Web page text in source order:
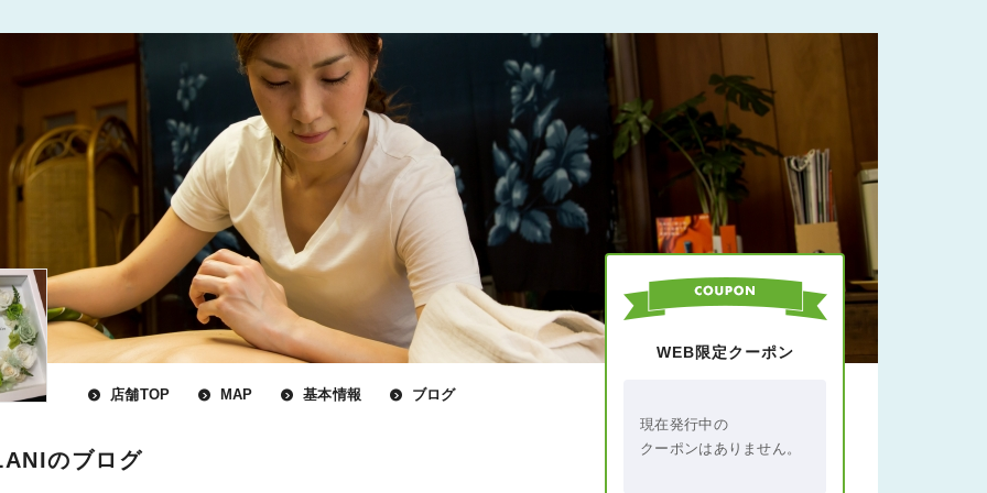
のブログ
店舗TOP MAP 基本情報 ブログ
WEB限定クーポン
現在発行中の
クーポンはありません。